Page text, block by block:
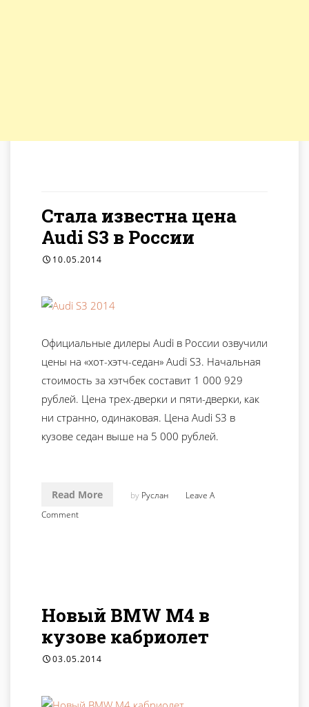
Стала известна цена
Audi S3 в России
10.05.2014
Официальные дилеры Audi в России озвучили
цены на «хот-хэтч-седан» Audi S3. Начальная
стоимость за хэтчбек составит 1 000 929
рублей. Цена трех-дверки и пяти-дверки, как
ни странно, одинаковая. Цена Audi S3 в
кузове седан выше на 5 000 рублей.
Read More by Руслан
Leave A
Comment
Новый BMW M4 в
кузове кабриолет
03.05.2014